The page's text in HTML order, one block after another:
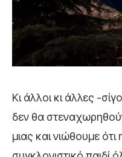
Κι άλλοι κι άλλες -
δεν θα
μιας και νιώθουμε ότι